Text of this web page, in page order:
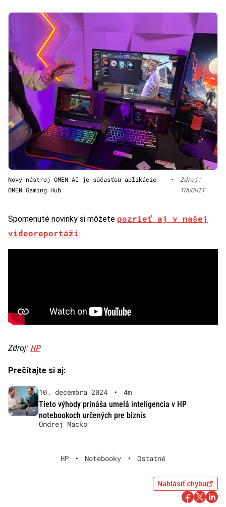
Nový nástroj OMEN AI je súčasťou aplikácie
OMEN Gaming Hub
•
Zdroj:
TOUCHIT
Spomenuté novinky si môžete pozrieť aj v našej
videoreportáži:
Zdroj: HP
Prečítajte si aj:
10. decembra 2024 •
4m
Tieto výhody prináša umelá inteligencia v HP
notebookoch určených pre biznis
Ondrej Macko
HP • Notebooky • Ostatné
Nahlásiť chybu